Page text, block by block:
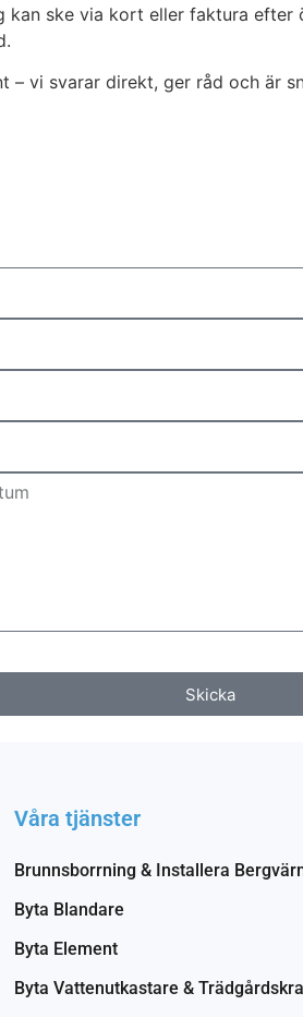
ske via kort eller faktura
– vi svarar direkt, ger råd och
Skicka
Våra tjänster
Brunnsborrning & Installera
Byta Blandare
Byta Element
Byta Vattenutkastare &